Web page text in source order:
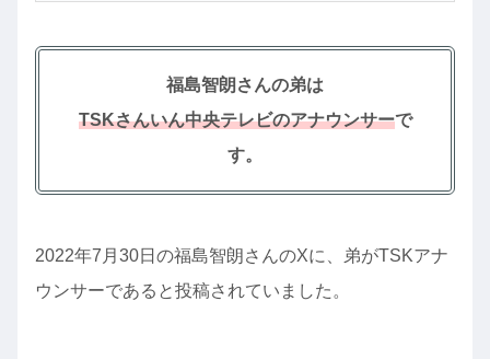
福島智朗さんの弟は
TSKさんいん中央テレビのアナウンサーで
す。
2022年7月30日の福島智朗さんのXに、弟がTSKアナ
ウンサーであると投稿されていました。